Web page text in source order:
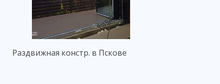
Раздвижная констр. в Пскове